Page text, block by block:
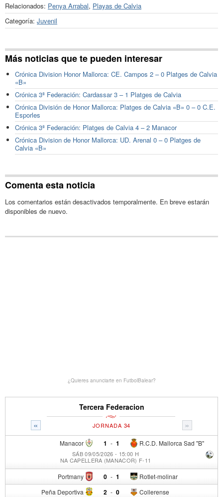
Relacionados: Penya Arrabal, Playas de Calvia
Categoría: Juvenil
Más noticias que te pueden interesar
Crónica Division Honor Mallorca: CE. Campos 2 – 0 Platges de Calvia
«B»
Crónica 3ª Federación: Cardassar 3 – 1 Platges de Calvia
Crónica División de Honor Mallorca: Platges de Calvia «B» 0 – 0 C.E.
Esporles
Crónica 3ª Federación: Platges de Calvia 4 – 2 Manacor
Crónica Division de Honor Mallorca: UD. Arenal 0 – 0 Platges de
Calvia «B»
Comenta esta noticia
Los comentarios están desactivados temporalmente. En breve estarán
disponibles de nuevo.
¿Quieres anunciarte en FutbolBalear?
Tercera Federacion
« »
JORNADA 34
Manacor 1 - R.C.D. Mallorca Sad "B"
1
SÁB 09/05/2026 - 15:00 H
NA CAPELLERA (MANACOR) F-11
Portmany 0 - Rotlet-molinar
1
Peña Deportiva 2 - Collerense
0